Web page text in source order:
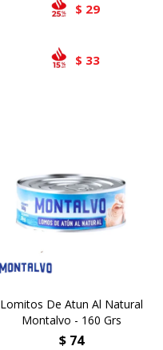
$ 29
$ 33
Lomitos De Atun Al Natural
Montalvo - 160 Grs
$ 74